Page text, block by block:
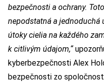
bezpečnosti a ochrany.
nepodstatná a jednoduchá
útoky cielia na každého
k citlivým údajom,“
kyberbezpečnosti Alex
bezpečnosti zo